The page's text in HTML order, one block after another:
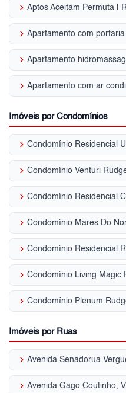
keyboard_arrow_right Aptos Aceitam Permuta |
keyboard_arrow_right
keyboard_arrow_right
keyboard_arrow_right
Imóveis por Condomínios
keyboard_arrow_right
keyboard_arrow_right Condomínio Venturi
keyboard_arrow_right
keyboard_arrow_right Condomínio Mares Do
keyboard_arrow_right Condomínio Residencial
keyboard_arrow_right
keyboard_arrow_right Condomínio Plenum
Imóveis por Ruas
keyboard_arrow_right Avenida Senadorua
keyboard_arrow_right Avenida Gago Coutinho,